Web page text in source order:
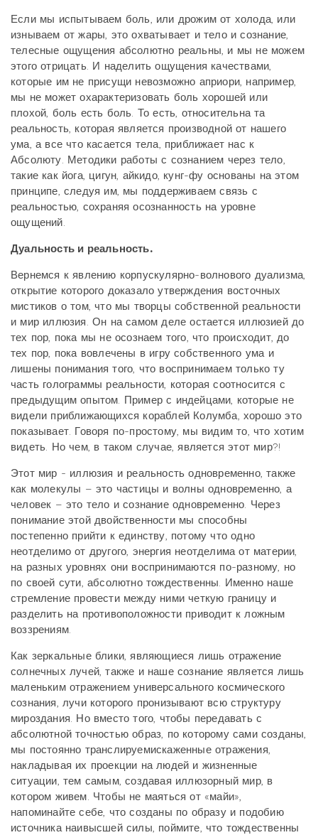
Если мы испытываем боль, или дрожим от холода, или
изнываем от жары, это охватывает и тело и сознание,
телесные ощущения абсолютно реальны, и мы не можем
этого отрицать. И наделить ощущения качествами,
которые им не присущи невозможно априори, например,
мы не может охарактеризовать боль хорошей или
плохой, боль есть боль. То есть, относительна та
реальность, которая является производной от нашего
ума, а все что касается тела, приближает нас к
Абсолюту. Методики работы с сознанием через тело,
такие как йога, цигун, айкидо, кунг-фу основаны на этом
принципе, следуя им, мы поддерживаем связь с
реальностью, сохраняя осознанность на уровне
ощущений.
Дуальность и реальность.
Вернемся к явлению корпускулярно-волнового дуализма,
открытие которого доказало утверждения восточных
мистиков о том, что мы творцы собственной реальности
и мир иллюзия. Он на самом деле остается иллюзией до
тех пор, пока мы не осознаем того, что происходит, до
тех пор, пока вовлечены в игру собственного ума и
лишены понимания того, что воспринимаем только ту
часть голограммы реальности, которая соотносится с
предыдущим опытом. Пример с индейцами, которые не
видели приближающихся кораблей Колумба, хорошо это
показывает. Говоря по-простому, мы видим то, что хотим
видеть. Но чем, в таком случае, является этот мир?!
Этот мир - иллюзия и реальность одновременно, также
как молекулы – это частицы и волны одновременно, а
человек – это тело и сознание одновременно. Через
понимание этой двойственности мы способны
постепенно прийти к единству, потому что одно
неотделимо от другого, энергия неотделима от материи,
на разных уровнях они воспринимаются по-разному, но
по своей сути, абсолютно тождественны. Именно наше
стремление провести между ними четкую границу и
разделить на противоположности приводит к ложным
воззрениям.
Как зеркальные блики, являющиеся лишь отражение
солнечных лучей, также и наше сознание является лишь
маленьким отражением универсального космического
сознания, лучи которого пронизывают всю структуру
мироздания. Но вместо того, чтобы передавать с
абсолютной точностью образ, по которому сами созданы,
мы постоянно транслируемискаженные отражения,
накладывая их проекции на людей и жизненные
ситуации, тем самым, создавая иллюзорный мир, в
котором живем. Чтобы не маяться от «майи»,
напоминайте себе, что созданы по образу и подобию
источника наивысшей силы, поймите, что тождественны